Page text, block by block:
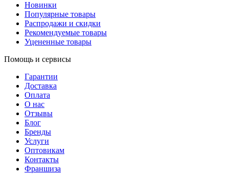
Новинки
Популярные товары
Распродажи и скидки
Рекомендуемые товары
Уцененные товары
Помощь и сервисы
Гарантии
Доставка
Оплата
О нас
Отзывы
Блог
Бренды
Услуги
Оптовикам
Контакты
Франшиза